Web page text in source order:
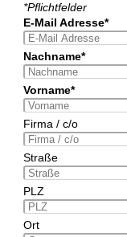
*Pflichtfelder
E-Mail Adresse*
Nachname*
Vorname*
Firma / c/o
Straße
PLZ
Ort